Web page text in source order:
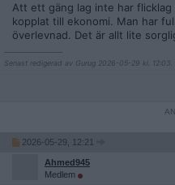
Att ett gäng lag inte har flicklag
kopplat till ekonomi. Man har
överlevnad. Det är allt lite
Senast redigerad av Gurug 2026-05-29 kl. 12:03.
2026-05-29, 12:21
Ahmed945
Medlem